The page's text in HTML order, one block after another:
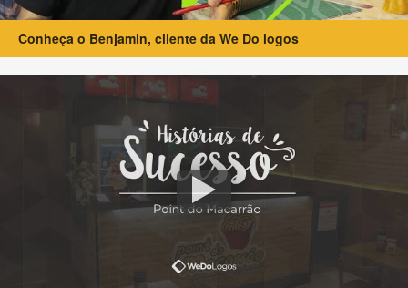
Conheça o Benjamin, cliente da We Do logos